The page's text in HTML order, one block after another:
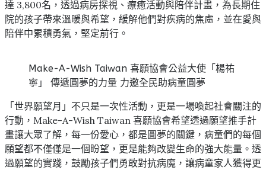
達 3,800名，透過病房探視、療癒活動與陪伴計畫，為長期住
院的孩子帶來溫暖與希望，緩解他們對疾病的焦慮，並在愛與
陪伴中累積勇氣，堅定前行。
Make-A-Wish Taiwan 喜願協會公益大使「楊祐
寧」 傳遞圓夢的力量 力邀全民助病童圓夢
「世界願望月」不只是一次性活動，更是一場喚起社會關注的
行動，Make-A-Wish Taiwan 喜願協會希望透過願望推手計
畫讓大眾了解，每一份愛心，都是圓夢的關鍵，病童們的每個
願望都不僅僅是一個盼望，更是能夠改變生命的強大能量。透
過願望的實踐，鼓勵孩子們勇敢對抗病魔，讓病童家人獲得更